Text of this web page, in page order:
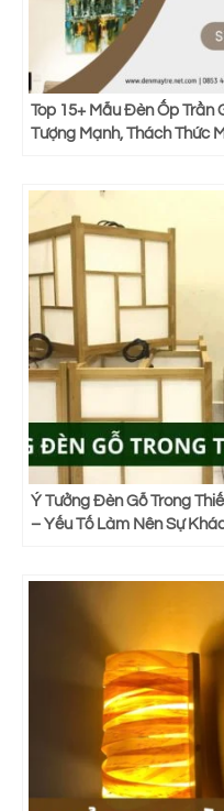
Top 15+ Mẫu Đèn Ốp Trần
Tượng Mạnh, Thách Thức
Ý Tưởng Đèn Gỗ Trong
– Yếu Tố Làm Nên Sự